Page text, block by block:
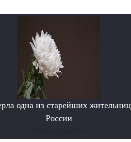
одна из старейших жительниц
России